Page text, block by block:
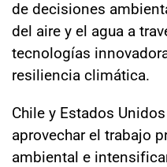
de decisiones
del aire y el agua a
tecnologías
resiliencia climática.
Chile y Estados
aprovechar el trabajo
ambiental e